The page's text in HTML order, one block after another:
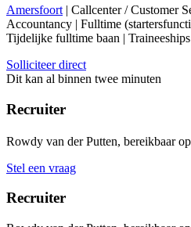
Amersfoort | Callcenter / Customer
Accountancy | Fulltime
Tijdelijke fulltime baan |
Solliciteer direct
Dit kan al binnen twee minuten
Recruiter
Rowdy van der Putten, bereikbaar
Stel een vraag
Recruiter